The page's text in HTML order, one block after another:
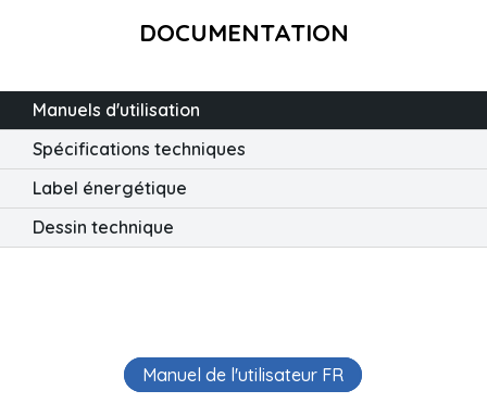
DOCUMENTATION
Manuels d'utilisation
Spécifications techniques
Label énergétique
Dessin technique
Manuel de l'utilisateur FR